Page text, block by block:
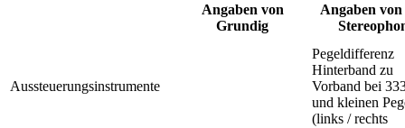
Angaben von
Grundig
Angaben
Aussteuerungsinstrumente
Pegeldifferenz
Hinterband zu
Vorband bei
und kleinen
(links / rechts